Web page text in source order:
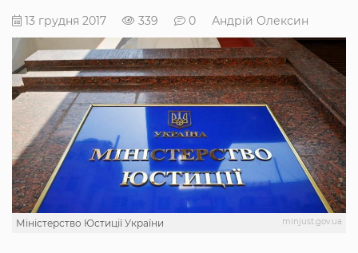
13 грудня 2017 339 0 Андрій Олексин
minjust.gov.ua
Міністерство Юстиції України